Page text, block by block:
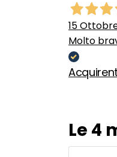
15
Molto
Le 4